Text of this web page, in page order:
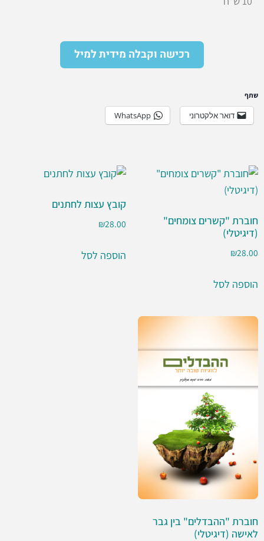
רכישה וקבלה מידית למיל
שתף
דואר אלקטרוני WhatsApp
חוברת "קשרים צומחים"
(דיגיטלי)
₪28.00
הוספה לסל
קובץ עצות לחתנים
₪28.00
הוספה לסל
חוברת "ההבדלים" בין גבר
לאישה (דיגיטלי)